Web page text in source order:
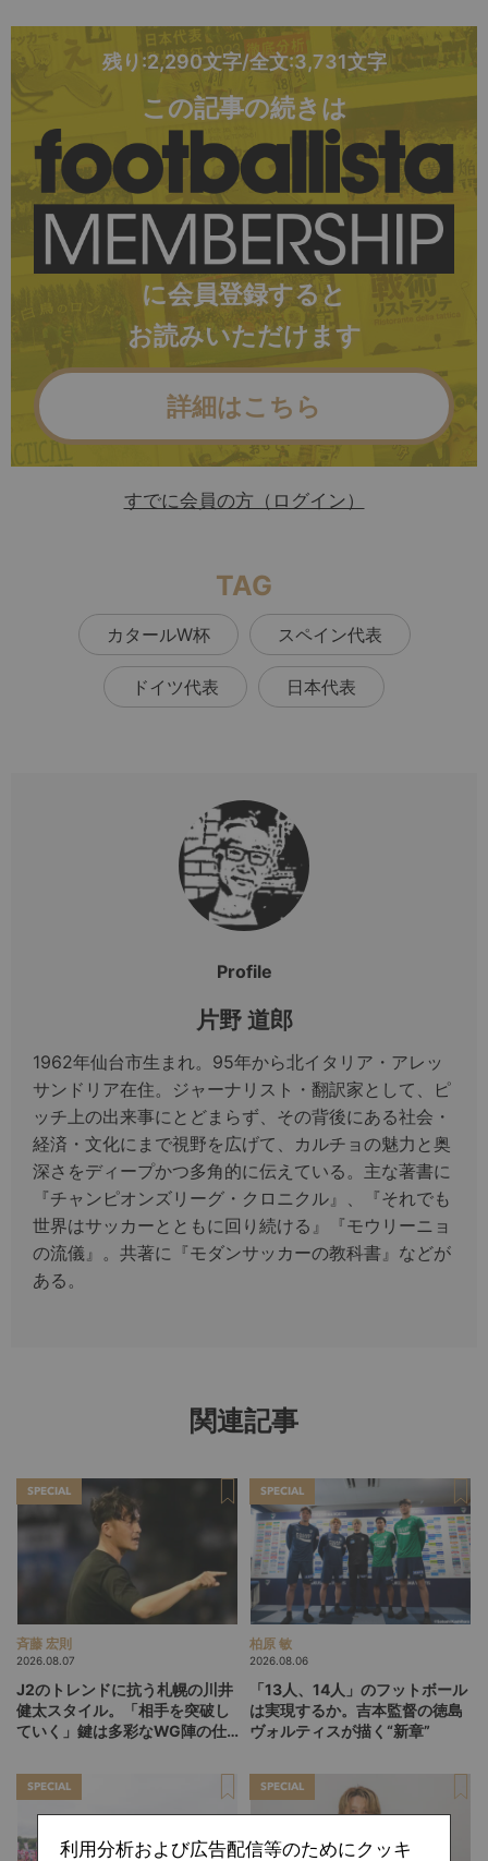
残り:2,290文字/全文:3,731文字
この記事の続きは
に会員登録すると
お読みいただけます
詳細はこちら
すでに会員の方（ログイン）
TAG
カタールW杯 スペイン代表
ドイツ代表 日本代表
Profile
片野 道郎
1962年仙台市生まれ。95年から北イタリア・アレッ
サンドリア在住。ジャーナリスト・翻訳家として、ピ
ッチ上の出来事にとどまらず、その背後にある社会・
経済・文化にまで視野を広げて、カルチョの魅力と奥
深さをディープかつ多角的に伝えている。主な著書に
『チャンピオンズリーグ・クロニクル』、『それでも
世界はサッカーとともに回り続ける』『モウリーニョ
の流儀』。共著に『モダンサッカーの教科書』などが
ある。
関連記事
SPECIAL
斉藤 宏則
2026.08.07
J2のトレンドに抗う札幌の川井
健太スタイル。「相手を突破し
ていく」鍵は多彩なWG陣の仕
SPECIAL
柏原 敏
2026.08.06
「13人、14人」のフットボール
は実現するか。吉本監督の徳島
ヴォルティスが描く“新章”
SPECIAL SPECIAL
利用分析および広告配信等のためにクッキ